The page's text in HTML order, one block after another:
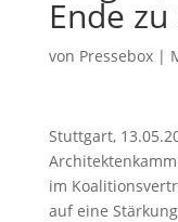
Ende
von Pressebox|
Stuttgart,
im
auf eine